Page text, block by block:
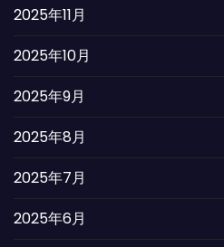
2025年11月
2025年10月
2025年9月
2025年8月
2025年7月
2025年6月